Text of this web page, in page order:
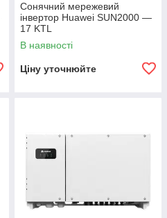
Сонячний мережевий
інвертор Huawei SUN2000 —
17 KTL
В наявності
Ціну уточнюйте